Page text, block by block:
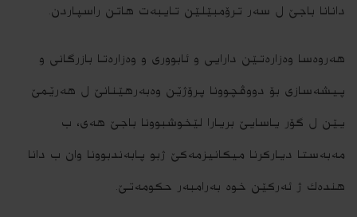
دانانا باجێ ل سه‌ر ترۆمبێلێن تایبه‌ت هاتن راسپاردن.
هه‌روه‌سا وه‌زاره‌تێن دارایى و ئابوورى و وه‌زاره‌تا بازرگانى و
پیشه‌سازى بۆ دووڤچوونا پرۆژێن وه‌به‌رهێنانێ ل هه‌رێمێ
یێن ل گۆر یاسایێ بریارا لێخوشبوونا باجێ هه‌ى، ب
مه‌به‌ستا دیاركرنا میكانیزمه‌كێ ژبو پابه‌ندبوونا وان ب دانا
هنده‌ك ژ ئه‌ركێن خوه‌ به‌رامبه‌ر حكومه‌تێ.